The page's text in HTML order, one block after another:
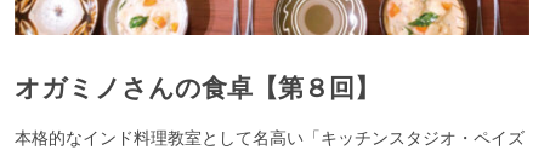
オガミノさんの食卓【第８回】
本格的なインド料理教室として名高い「キッチンスタジオ・ペイズ